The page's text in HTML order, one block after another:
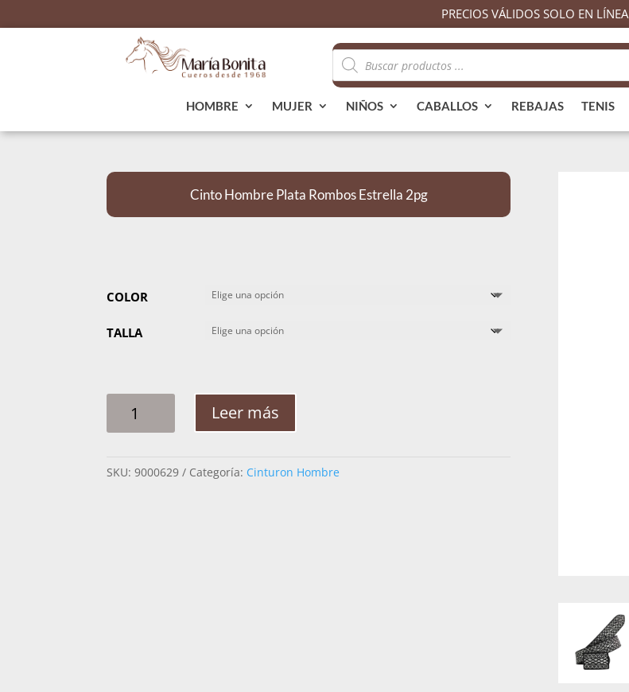
PRECIOS VÁLIDOS SOLO EN LÍNEA
Búsqueda
de
productos
HOMBRE MUJER NIÑOS CABALLOS REBAJAS TENIS
Cinto Hombre Plata Rombos Estrella 2pg
COLOR
TALLA
HOMBRE
ESTRELLA
Leer más
SKU:9000629 Categoría: Cinturon Hombre